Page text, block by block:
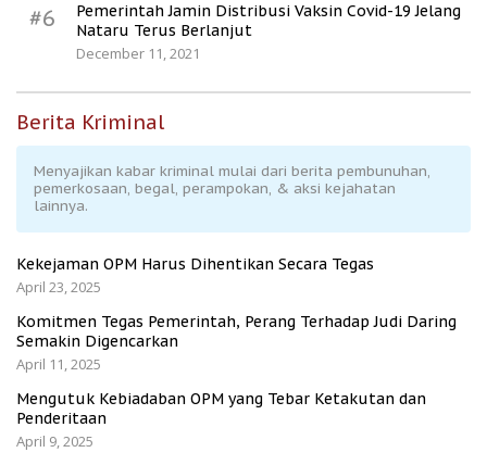
#6
Pemerintah Jamin Distribusi Vaksin Covid-19 Jelang
Nataru Terus Berlanjut
December 11, 2021
Berita Kriminal
Menyajikan kabar kriminal mulai dari berita pembunuhan,
pemerkosaan, begal, perampokan, & aksi kejahatan
lainnya.
Kekejaman OPM Harus Dihentikan Secara Tegas
April 23, 2025
Komitmen Tegas Pemerintah, Perang Terhadap Judi Daring
Semakin Digencarkan
April 11, 2025
Mengutuk Kebiadaban OPM yang Tebar Ketakutan dan
Penderitaan
April 9, 2025